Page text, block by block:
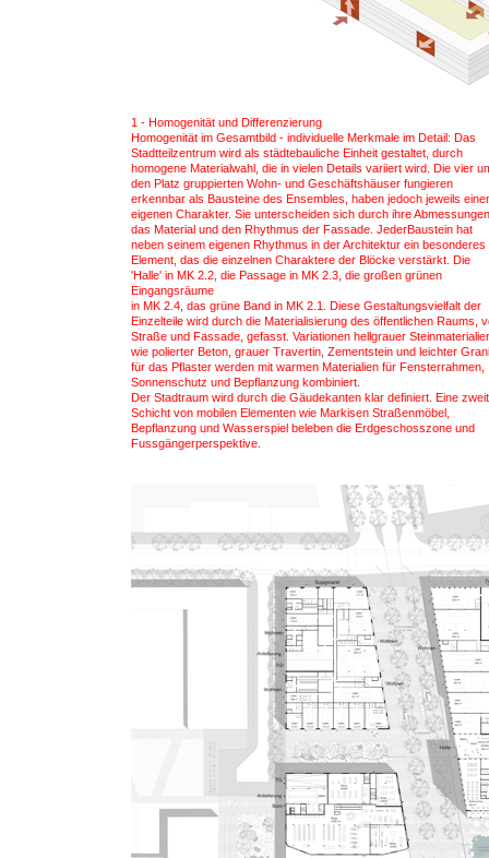
1 - Homogenität und Differenzierung
Homogenität im Gesamtbild - individuelle Merkmale im Detail: Das
Stadtteilzentrum wird als städtebauliche Einheit gestaltet, durch
homogene Materialwahl, die in vielen Details variiert wird. Die vier
den Platz gruppierten Wohn- und Geschäftshäuser fungieren
erkennbar als Bausteine des Ensembles, haben jedoch jeweils
eigenen Charakter. Sie unterscheiden sich durch ihre
das Material und den Rhythmus der Fassade. JederBaustein hat
neben seinem eigenen Rhythmus in der Architektur ein besonderes
Element, das die einzelnen Charaktere der Blöcke verstärkt. Die
'Halle' in MK 2.2, die Passage in MK 2.3, die großen grünen
Eingangsräume
in MK 2.4, das grüne Band in MK 2.1. Diese Gestaltungsvielfalt der
Einzelteile wird durch die Materialisierung des öffentlichen Raums,
Straße und Fassade, gefasst. Variationen hellgrauer
wie polierter Beton, grauer Travertin, Zementstein und leichter
für das Pflaster werden mit warmen Materialien für Fensterrahmen,
Sonnenschutz und Bepflanzung kombiniert.
Der Stadtraum wird durch die Gäudekanten klar definiert. Eine
Schicht von mobilen Elementen wie Markisen Straßenmöbel,
Bepflanzung und Wasserspiel beleben die Erdgeschosszone und
Fussgängerperspektive.